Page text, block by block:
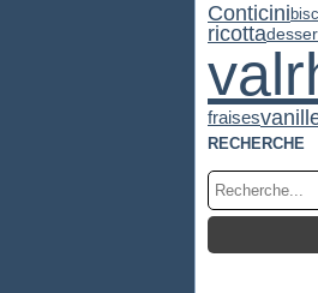
Conticini
ricotta
fraises
RECHERCHE